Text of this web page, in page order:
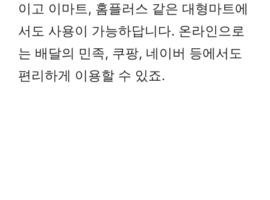
이고 이마트, 홈플러스 같은 대형마트에
서도 사용이 가능하답니다. 온라인으로
는 배달의 민족, 쿠팡, 네이버 등에서도
편리하게 이용할 수 있죠.